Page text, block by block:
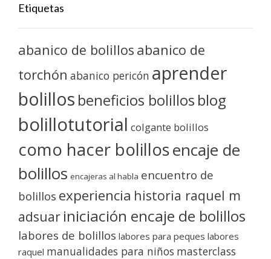
Etiquetas
abanico de bolillos abanico de
torchón abanico pericón aprender
bolillos beneficios bolillos blog
bolillotutorial colgante bolillos
como hacer bolillosencaje de
bolillos encajeras al habla encuentro de
bolillos experiencia historia raquel m
adsuar iniciación encaje de bolillos
labores de bolillos labores para peques labores
raquel manualidades para niños masterclass